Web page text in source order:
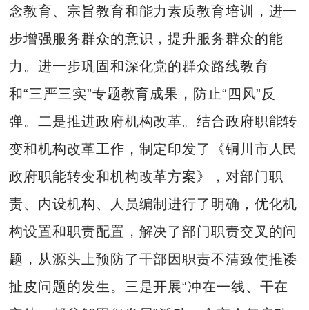
念教育、宗旨教育和能力素质教育培训，进一
步增强服务群众的意识，提升服务群众的能
力。进一步巩固和深化党的群众路线教育
和“三严三实”专题教育成果，防止“四风”反
弹。二是推进政府机构改革。结合政府职能转
变和机构改革工作，制定印发了《铜川市人民
政府职能转变和机构改革方案》，对部门职
责、内设机构、人员编制进行了明确，优化机
构设置和职责配置，解决了部门职责交叉的问
题，从源头上预防了干部因职责不清致使推诿
扯皮问题的发生。三是开展“冲在一线、干在